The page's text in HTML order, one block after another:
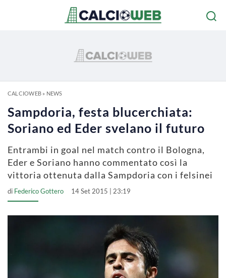
CALCIOWEB» NEWS
Sampdoria, festa blucerchiata:
Soriano ed Eder svelano il futuro
Entrambi in goal nel match contro il Bologna,
Eder e Soriano hanno commentato così la
vittoria ottenuta dalla Sampdoria con i felsinei
di Federico Gottero 14 Set 2015 | 23:19